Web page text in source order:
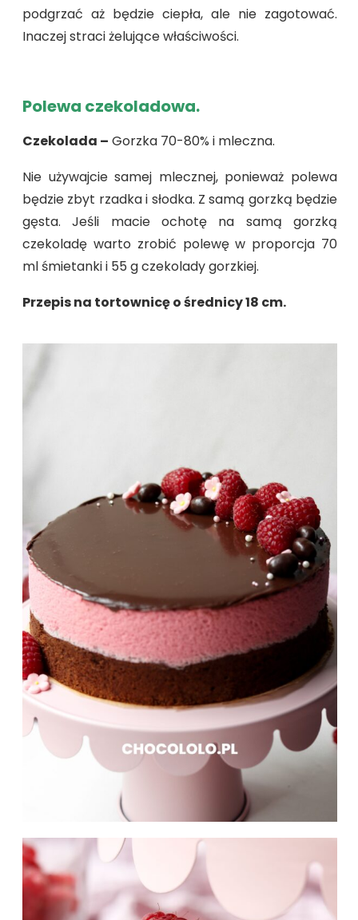
podgrzać aż będzie ciepła, ale nie zagotować.
Inaczej straci żelujące właściwości.
Polewa czekoladowa.
Czekolada – Gorzka 70-80% i mleczna.
Nie używajcie samej mlecznej, ponieważ polewa
będzie zbyt rzadka i słodka. Z samą gorzką będzie
gęsta. Jeśli macie ochotę na samą gorzką
czekoladę warto zrobić polewę w proporcja 70
ml śmietanki i 55 g czekolady gorzkiej.
Przepis na tortownicę o średnicy 18 cm.